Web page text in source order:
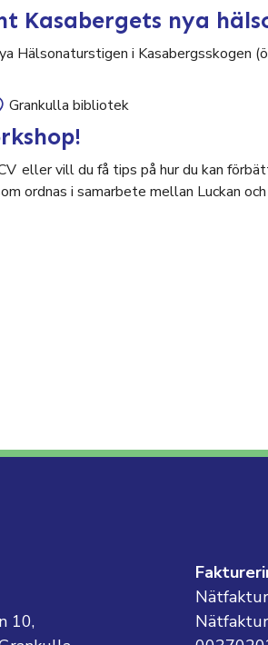
Kasabergets nya
Hälsonaturstigen i Kasabergsskogen
Grankulla bibliotek
eller vill du få tips på hur du kan
ordnas i samarbete mellan Luckan
10,